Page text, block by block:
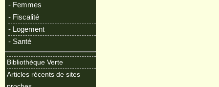
- Femmes
- Fiscalité
- Logement
- Santé
Bibliothèque Verte
Articles récents de sites